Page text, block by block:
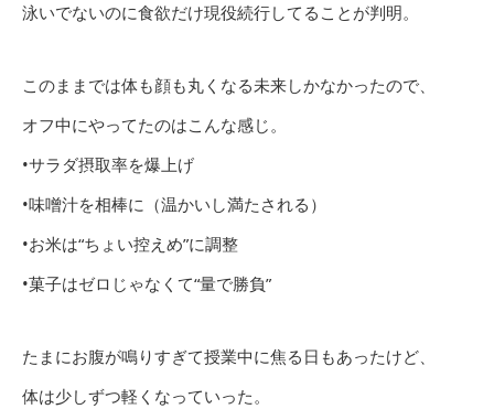
泳いでないのに食欲だけ現役続行してることが判明。
このままでは体も顔も丸くなる未来しかなかったので、
オフ中にやってたのはこんな感じ。
•サラダ摂取率を爆上げ
•味噌汁を相棒に（温かいし満たされる）
•お米は“ちょい控えめ”に調整
•菓子はゼロじゃなくて“量で勝負”
たまにお腹が鳴りすぎて授業中に焦る日もあったけど、
体は少しずつ軽くなっていった。